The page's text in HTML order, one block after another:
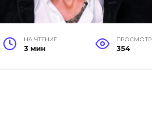
НА ЧТЕНИЕ
3 мин 354